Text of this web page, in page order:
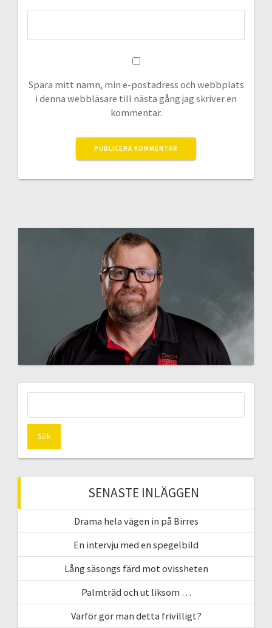
Spara mitt namn, min e-postadress och webbplats
i denna webbläsare till nästa gång jag skriver en
kommentar.
SENASTE INLÄGGEN
Drama hela vägen in på Birres
En intervju med en spegelbild
Lång säsongs färd mot ovissheten
Palmträd och ut liksom …
Varför gör man detta frivilligt?